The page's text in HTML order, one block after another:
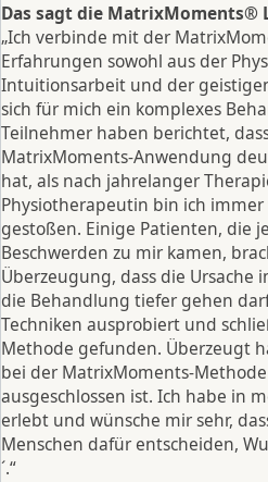
Das sagt die MatrixMoments®
„Ich verbinde mit der
Erfahrungen sowohl aus der
Intuitionsarbeit und der
sich für mich ein komplexes
Teilnehmer haben berichtet,
MatrixMoments-Anwendung
hat, als nach jahrelanger
Physiotherapeutin bin ich immer
gestoßen. Einige Patienten, die
Beschwerden zu mir kamen,
Überzeugung, dass die Ursache
die Behandlung tiefer gehen
Techniken ausprobiert und
Methode gefunden. Überzeugt
bei der MatrixMoments-
ausgeschlossen ist. Ich habe in
erlebt und wünsche mir sehr,
Menschen dafür entscheiden,
´.“